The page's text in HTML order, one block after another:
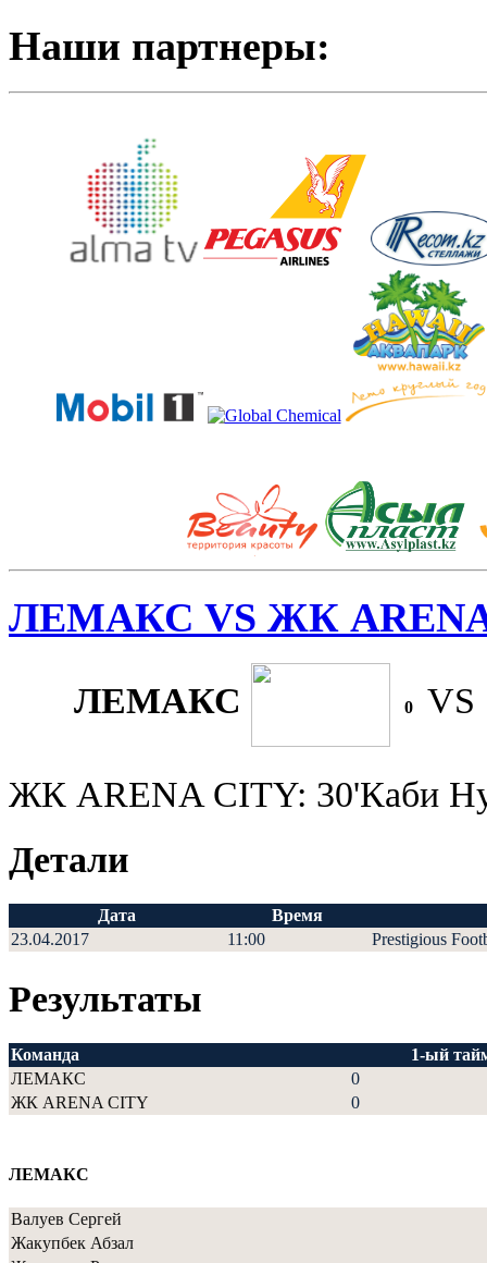
Наши партнеры:
ЛЕМАКС VS ЖК
ЛЕМАКС 0 VS
ЖК ARENA CITY: 30'Каби
Детали
Дата
Время
23.04.2017
11:00 Prestigious
Результаты
Команда
1-ый
ЛЕМАКС
0
ЖК ARENA CITY
0
ЛЕМАКС
Валуев Сергей
Жакупбек Абзал